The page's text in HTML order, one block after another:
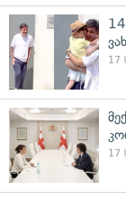
17
17